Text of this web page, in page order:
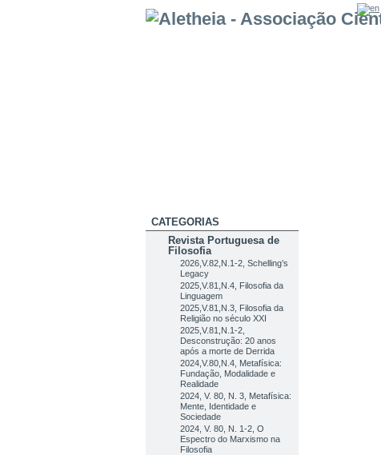
CATEGORIAS
Revista Portuguesa de
Filosofia
2026,V.82,N.1-2, Schelling’s
Legacy
2025,V.81,N.4, Filosofia da
Linguagem
2025,V.81,N.3, Filosofia da
Religião no século XXI
2025,V.81,N.1-2,
Desconstrução: 20 anos
após a morte de Derrida
2024,V.80,N.4, Metafísica:
Fundação, Modalidade e
Realidade
2024, V. 80, N. 3, Metafísica:
Mente, Identidade e
Sociedade
2024, V. 80, N. 1-2, O
Espectro do Marxismo na
Filosofia